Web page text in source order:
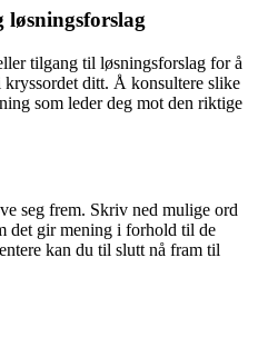
løsningsforslag
tilgang til løsningsforslag for å
ditt. Å konsultere slike
som leder deg mot den riktige
seg frem. Skriv ned mulige ord
det gir mening i forhold til de
kan du til slutt nå fram til